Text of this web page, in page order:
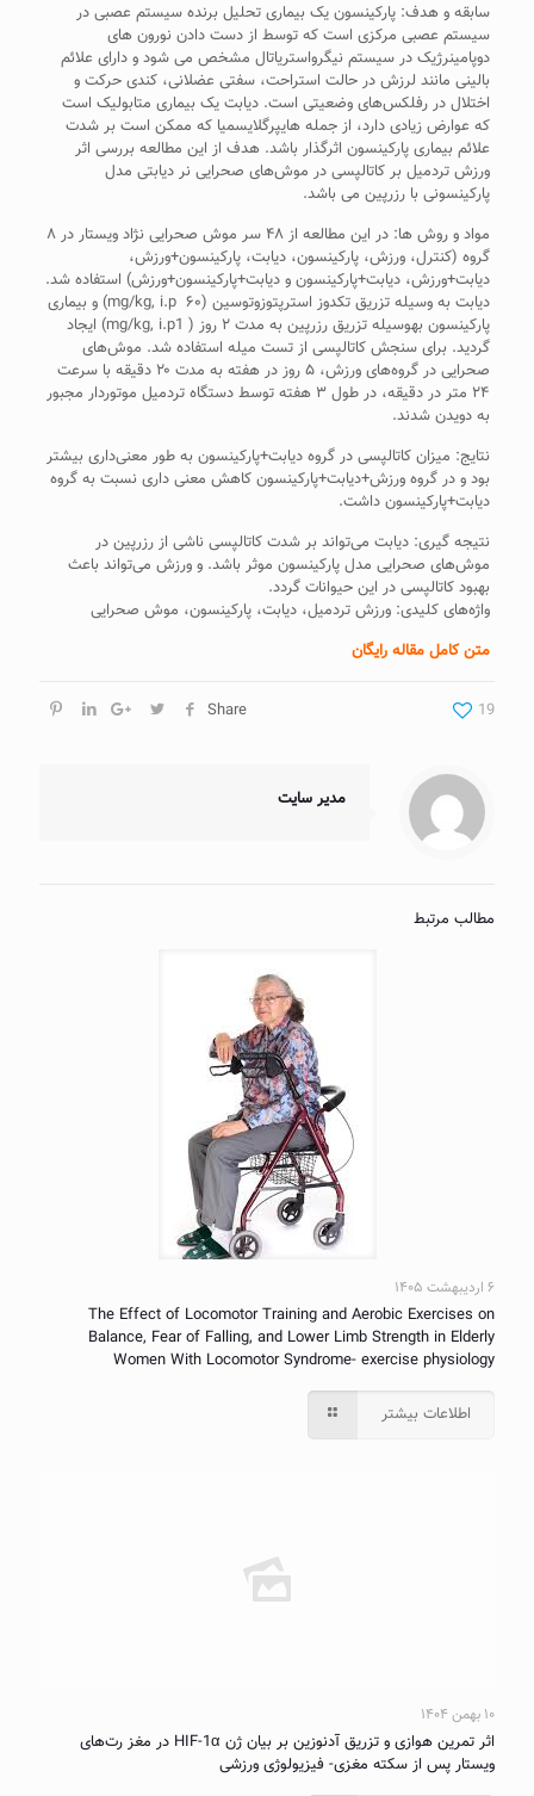
سابقه و هدف: پارکینسون یک بیماری تحلیل برنده سیستم عصبی در
سیستم عصبی مرکزی است که توسط از دست دادن نورون­ های
دوپامینرژیک در سیستم نیگرواستریاتال مشخص می­ شود و دارای علائم
بالینی مانند لرزش در حالت استراحت، سفتی عضلانی، کندی حرکت و
اختلال در رفلکس‌های وضعیتی است. دیابت یک بیماری متابولیک است
که عوارض زیادی دارد، از جمله هایپرگلایسمیا که ممکن است بر شدت
علائم بیماری پارکینسون اثرگذار باشد. هدف از این مطالعه بررسی اثر
ورزش تردمیل بر کاتالپسی در موش‌های صحرایی نر دیابتی مدل
پارکینسونی با رزرپین می ­باشد.
مواد و روش ­ها: در این مطالعه از ۴۸ سر موش صحرایی نژاد ویستار در ۸
گروه (کنترل، ورزش، پارکینسون، دیابت، پارکینسون­+ورزش،
دیابت+ورزش، دیابت+پارکینسون و دیابت+پارکینسون+ورزش) استفاده شد.
دیابت به­ وسیله تزریق تک­دوز استرپتوزوتوسین (mg/kg, i.p ۶۰) و بیماری
پارکینسون به­وسیله تزریق رزرپین به­ مدت ۲ روز ( mg/kg, i.p1) ایجاد
گردید. برای سنجش کاتالپسی از تست میله استفاده شد. موش‌های
صحرایی در گروه‌های ورزش، ۵ روز در هفته به­ مدت ۲۰ دقیقه با سرعت
۲۴ متر در دقیقه، در طول ۳ هفته توسط دستگاه تردمیل موتو‌ردار مجبور
به دویدن شدند.
نتایج: میزان کاتالپسی در گروه دیابت+پارکینسون به ­طور معنی‌داری بیشتر
بود و در گروه ورزش+دیابت+پارکینسون کاهش معنی ­داری نسبت به گروه
دیابت+پارکینسون داشت.
نتیجه­ گیری: دیابت می‌تواند بر شدت کاتالپسی ناشی از رزرپین در
موش‌های صحرایی مدل پارکینسون موثر باشد. و ورزش می‌تواند باعث
بهبود کاتالپسی در این حیوانات گردد.
واژه‌های کلیدی: ورزش تردمیل، دیابت، پارکینسون، موش صحرایی
متن کامل مقاله رایگان
Share 19
مدیر سایت
مطالب مرتبط
۶ اردیبهشت ۱۴۰۵
The Effect of Locomotor Training and Aerobic Exercises on
Balance, Fear of Falling, and Lower Limb Strength in Elderly
Women With Locomotor Syndrome- exercise physiology
اطلاعات بیشتر
۱۰ بهمن ۱۴۰۴
اثر تمرین هوازی و تزریق آدنوزین بر بیان ژن HIF-1α در مغز رت‌های
ویستار پس از سکته مغزی- فیزیولوژی ورزشی